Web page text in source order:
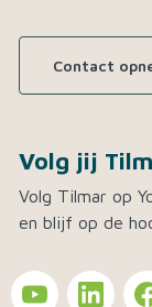
Contact
Volg jij
Volg Tilmar op
en blijf op de